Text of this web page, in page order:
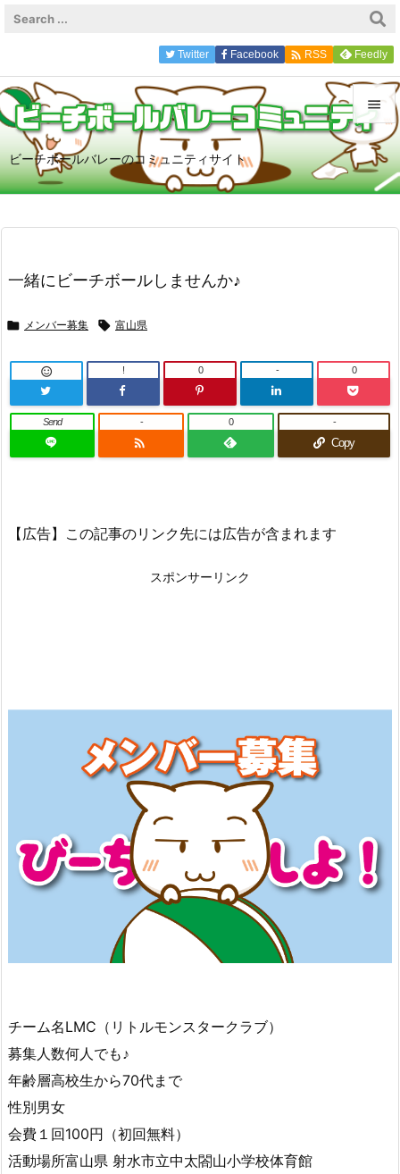
ビーチボールバレーのコミュニティサイト


メニュ


Twitter Facebook  RSS Feedly
一緒にビーチボールしませんか♪
 メンバー募集  富山県
 ! 0 - 0
Send

- 0
Copy
-
【広告】この記事のリンク先には広告が含まれます
スポンサーリンク
チーム名LMC（リトルモンスタークラブ）
募集人数何人でも♪
年齢層高校生から70代まで
性別男女
会費 １回100円（初回無料）
活動場所富山県 射水市立中太閤山小学校体育館